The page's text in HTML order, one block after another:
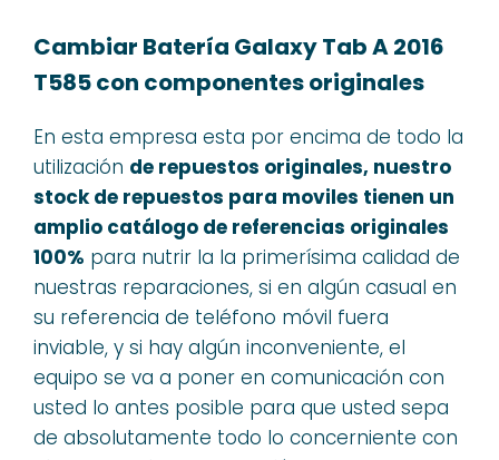
Cambiar Batería Galaxy Tab A 2016
T585 con componentes originales
En esta empresa esta por encima de todo la
utilización de repuestos originales, nuestro
stock de repuestos para moviles tienen un
amplio catálogo de referencias originales
100% para nutrir la la primerísima calidad de
nuestras reparaciones, si en algún casual en
su referencia de teléfono móvil fuera
inviable, y si hay algún inconveniente, el
equipo se va a poner en comunicación con
usted lo antes posible para que usted sepa
de absolutamente todo lo concerniente con